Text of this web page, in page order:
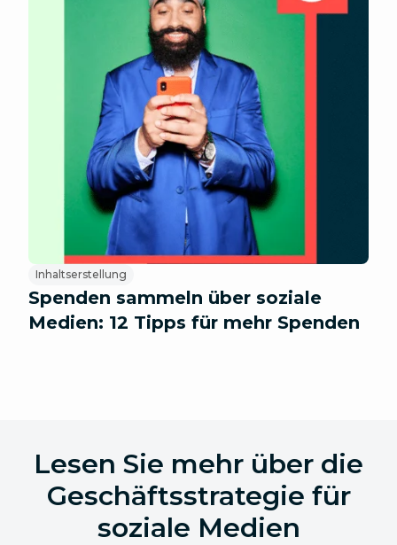
Inhaltserstellung
Spenden sammeln über soziale
Medien: 12 Tipps für mehr Spenden
Lesen Sie mehr über die
Geschäftsstrategie für
soziale Medien